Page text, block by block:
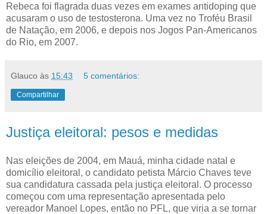
Rebeca foi flagrada duas vezes em exames antidoping que
acusaram o uso de testosterona. Uma vez no Troféu Brasil
de Natação, em 2006, e depois nos Jogos Pan-Americanos
do Rio, em 2007.
Glauco às 15:43 5 comentários:
Compartilhar
Justiça eleitoral: pesos e medidas
Nas eleições de 2004, em Mauá, minha cidade natal e
domicílio eleitoral, o candidato petista Márcio Chaves teve
sua candidatura cassada pela justiça eleitoral. O processo
começou com uma representação apresentada pelo
vereador Manoel Lopes, então no PFL, que viria a se tornar